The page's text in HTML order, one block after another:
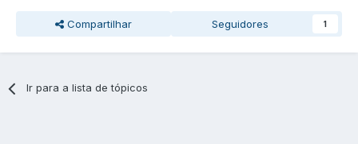
Compartilhar Seguidores 1
Ir para a lista de tópicos